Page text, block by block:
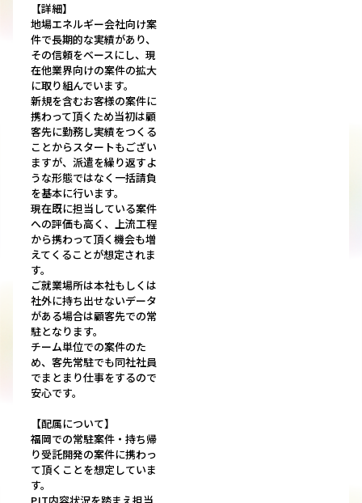
【詳細】
地場エネルギー会社向け案
件で長期的な実績があり、
その信頼をベースにし、現
在他業界向けの案件の拡大
に取り組んでいます。
新規を含むお客様の案件に
携わって頂くため当初は顧
客先に勤務し実績をつくる
ことからスタートもござい
ますが、派遣を繰り返すよ
うな形態ではなく一括請負
を基本に行います。
現在既に担当している案件
への評価も高く、上流工程
から携わって頂く機会も増
えてくることが想定されま
す。
ご就業場所は本社もしくは
社外に持ち出せないデータ
がある場合は顧客先での常
駐となります。
チーム単位での案件のた
め、客先常駐でも同社社員
でまとまり仕事をするので
安心です。
【配属について】
福岡での常駐案件・持ち帰
り受託開発の案件に携わっ
て頂くことを想定していま
す。